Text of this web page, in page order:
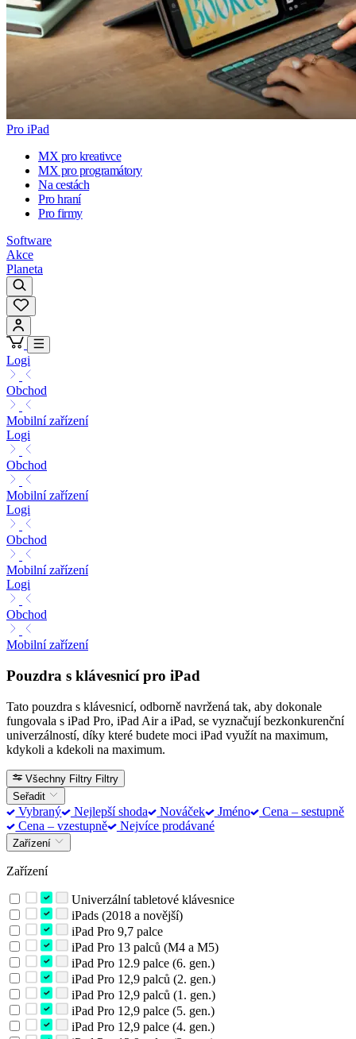
Pro iPad
MX pro kreativce
MX pro programátory
Na cestách
Pro hraní
Pro firmy
Software
Akce
Planeta
Logi
Obchod
Mobilní zařízení
Logi
Obchod
Mobilní zařízení
Logi
Obchod
Mobilní zařízení
Logi
Obchod
Mobilní zařízení
Pouzdra s klávesnicí pro iPad
Tato pouzdra s klávesnicí, odborně navržená tak, aby dokonale
fungovala s iPad Pro, iPad Air a iPad, se vyznačují bezkonkurenční
univerzálností, díky které budete moci iPad využít na maximum,
kdykoli a kdekoli na maximum.
Všechny Filtry Filtry
Seřadit
Vybraný Nejlepší shoda Nováček Jméno
Cena – sestupně
Cena – vzestupně
Nejvíce prodávané
Zařízení
Zařízení
Univerzální tabletové klávesnice
iPads (2018 a novější)
iPad Pro 9,7 palce
iPad Pro 13 palců (M4 a M5)
iPad Pro 12.9 palce (6. gen.)
iPad Pro 12,9 palců (2. gen.)
iPad Pro 12,9 palců (1. gen.)
iPad Pro 12,9 palce (5. gen.)
iPad Pro 12,9 palce (4. gen.)